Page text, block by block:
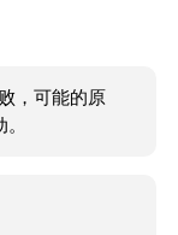
，可能的原